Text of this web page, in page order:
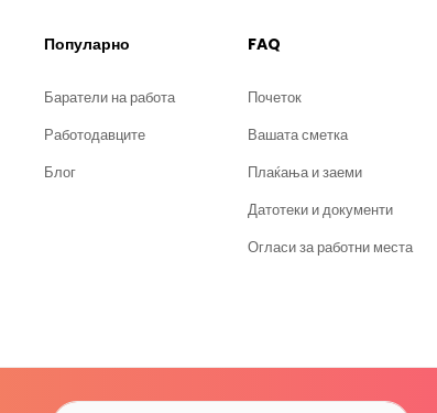
Популарно
Баратели на работа
Работодавците
Блог
FAQ
Почеток
Вашата сметка
Плаќања и заеми
Датотеки и документи
Огласи за работни места